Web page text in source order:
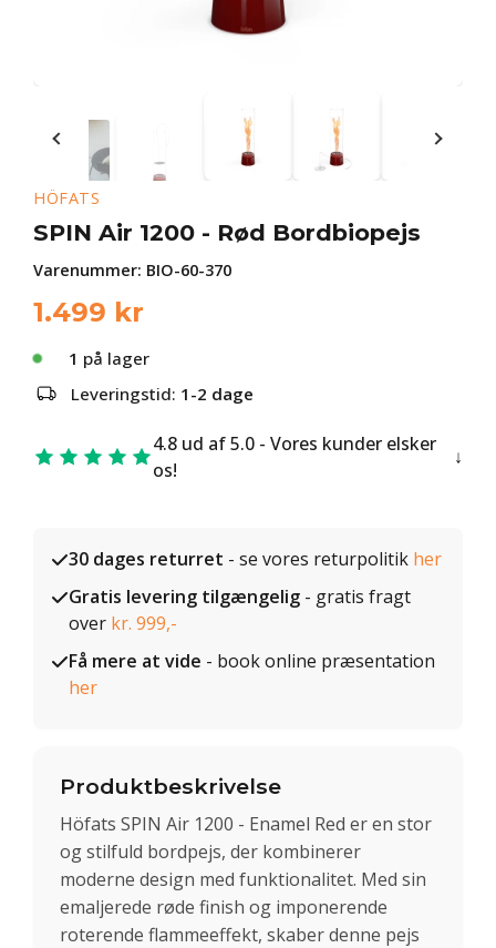
HÖFATS
SPIN Air 1200 - Rød Bordbiopejs
Varenummer: BIO-60-370
1.499 kr
1 på lager
Leveringstid: 1-2 dage
4.8 ud af 5.0 - Vores kunder elsker
os!
30 dages returret - se vores returpolitik her
Gratis levering tilgængelig - gratis fragt
over kr. 999,-
Få mere at vide - book online præsentation
her
Produktbeskrivelse
Höfats SPIN Air 1200 - Enamel Red er en stor
og stilfuld bordpejs, der kombinerer
moderne design med funktionalitet. Med sin
emaljerede røde finish og imponerende
roterende flammeeffekt, skaber denne pejs